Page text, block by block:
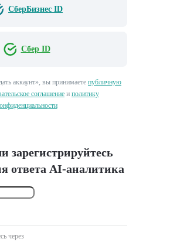
СберБизнес ID
Сбер ID
аккаунт», вы принимаете публичную
соглашение и политику
зарегистрируйтесь
ответа AI-аналитика
через